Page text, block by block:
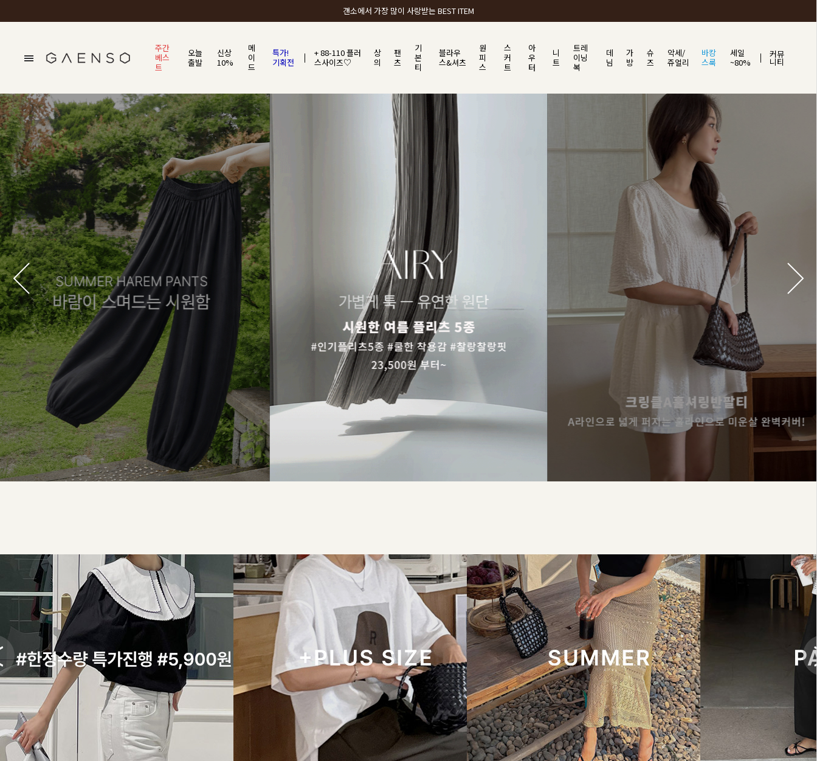
갠소에서 가장 많이 사랑받는 BEST ITEM
주간
베스
트
오늘
출발
신상
10%
메
이
드
특가!
기획전
+ 88-110 플러
스사이즈♡
상
의
팬
츠
기
본
티
블라우
스&셔츠
원
피
스
스
커
트
아
우
터
니
트
트레
이닝
복
데
님
가
방
슈
즈
악세/
쥬얼리
바캉
스룩
세일
~80%
커뮤
니티